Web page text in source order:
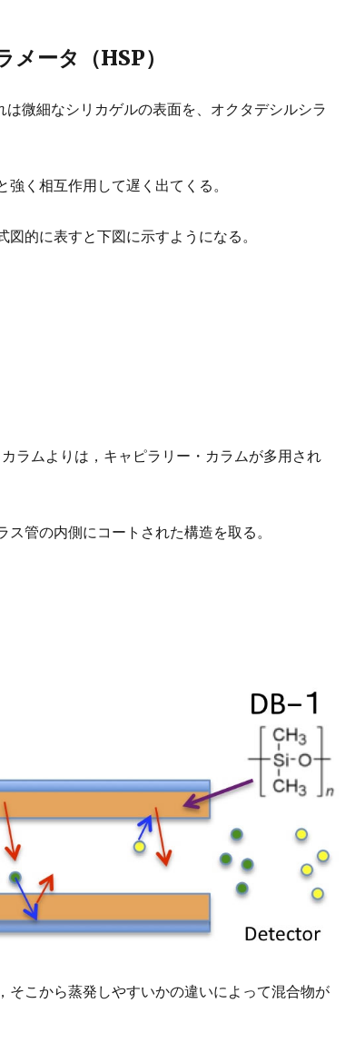
ータ（HSP）
微細なシリカゲルの表面を、オクタデシルシラ
く相互作用して遅く出てくる。
的に表すと下図に示すようになる。
ラムよりは，キャピラリー・カラムが多用され
管の内側にコートされた構造を取る。
そこから蒸発しやすいかの違いによって混合物が